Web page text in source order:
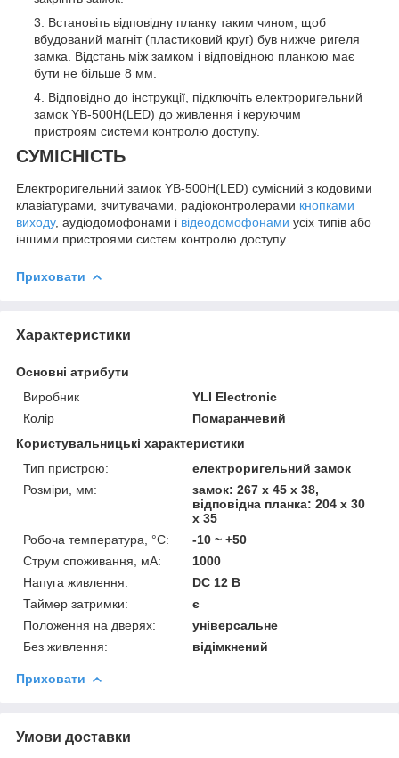
Встановіть відповідну планку таким чином, щоб
вбудований магніт (пластиковий круг) був нижче ригеля
замка. Відстань між замком і відповідною планкою має
бути не більше 8 мм.
Відповідно до інструкції, підключіть електроригельний
замок YB-500H(LED) до живлення і керуючим
пристроям системи контролю доступу.
СУМІСНІСТЬ
Електроригельний замок YB-500H(LED) сумісний з кодовими
клавіатурами, зчитувачами, радіоконтролерами кнопками
виходу, аудіодомофонами і відеодомофонами усіх типів або
іншими пристроями систем контролю доступу.
Приховати
Характеристики
Основні атрибути
Виробник
YLI Electronic
Колір
Помаранчевий
Користувальницькі характеристики
Тип пристрою:
електроригельний замок
Розміри, мм:
замок: 267 х 45 х 38,
відповідна планка: 204 х 30
х 35
Робоча температура, °C:
-10 ~ +50
Струм споживання, мА:
1000
Напуга живлення:
DC 12 В
Таймер затримки:
є
Положення на дверях:
універсальне
Без живлення:
відімкнений
Приховати
Умови доставки